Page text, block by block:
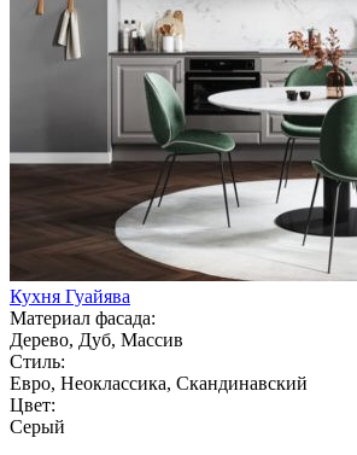
Кухня Гуайява
Материал фасада:
Дерево, Дуб, Массив
Стиль:
Евро, Неоклассика, Скандинавский
Цвет:
Серый